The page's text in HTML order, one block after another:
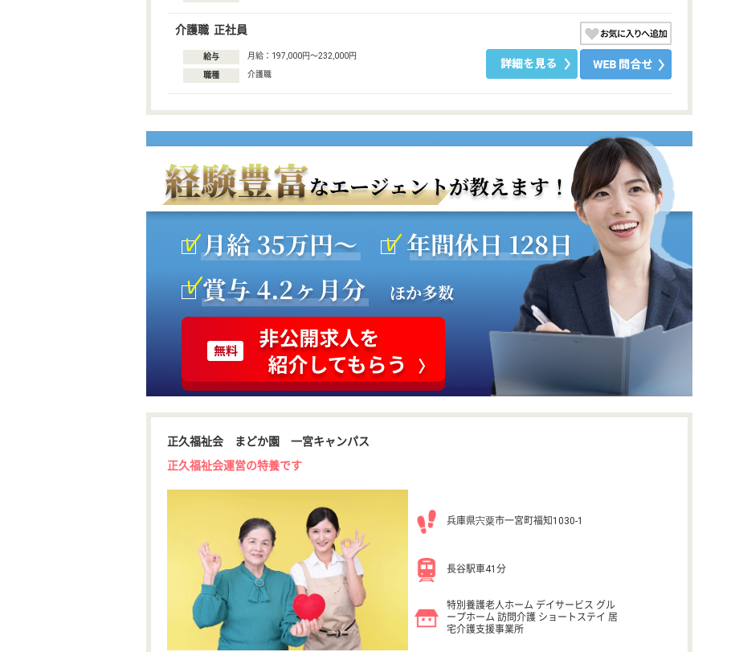
介護職 正社員
給与 月給：197,000円〜232,000円
職種 介護職
正久福祉会 まどか園 一宮キャンパス
正久福祉会運営の特養です
兵庫県宍粟市一宮町福知1030-1
長谷駅車41分
特別養護老人ホーム デイサービス グル
ープホーム 訪問介護 ショートステイ 居
宅介護支援事業所